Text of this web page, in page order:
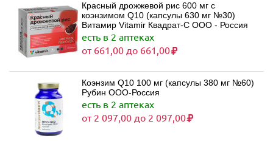
Красный дрожжевой рис 600 мг с
коэнзимом Q10 (капсулы 630 мг №30)
Витамир Vitamir Квадрат-С ООО - Россия
есть в 2 аптеках
от 661,00 до 661,00
Коэнзим Q10 100 мг (капсулы 380 мг №60)
Рубин ООО-Россия
есть в 2 аптеках
от 2 097,00 до 2 097,00